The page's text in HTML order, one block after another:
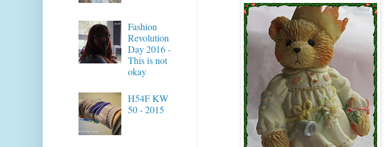
Fashion
Revolution
Day 2016 -
This is not
okay
H54F KW
50 - 2015